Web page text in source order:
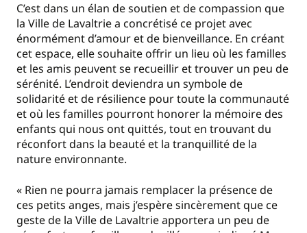
C’est dans un élan de soutien et de compassion que
la Ville de Lavaltrie a concrétisé ce projet avec
énormément d’amour et de bienveillance. En créant
cet espace, elle souhaite offrir un lieu où les familles
et les amis peuvent se recueillir et trouver un peu de
sérénité. L’endroit deviendra un symbole de
solidarité et de résilience pour toute la communauté
et où les familles pourront honorer la mémoire des
enfants qui nous ont quittés, tout en trouvant du
réconfort dans la beauté et la tranquillité de la
nature environnante.
« Rien ne pourra jamais remplacer la présence de
ces petits anges, mais j’espère sincèrement que ce
geste de la Ville de Lavaltrie apportera un peu de